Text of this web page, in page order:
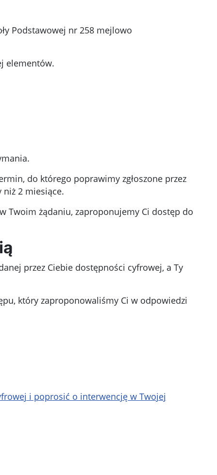
Podstawowej nr 258mejlowo
elementów.
do którego poprawimy zgłoszone przez
niż 2 miesiące.
Twoim żądaniu, zaproponujemy Ci dostęp do
przez Ciebie dostępności cyfrowej, a Ty
który zaproponowaliśmy Ci w odpowiedzi
i poprosić o interwencję w Twojej